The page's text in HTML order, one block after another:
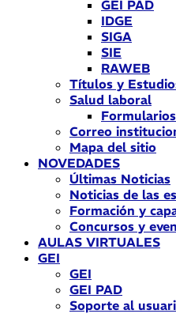
GEI PAD
IDGE
SIGA
SIE
RAWEB
Títulos y
Salud laboral
Correo
Mapa del sitio
NOVEDADES
Últimas Noticias
Noticias de las
Formación y
Concursos y
AULAS VIRTUALES
GEI
GEI
GEI PAD
Soporte al